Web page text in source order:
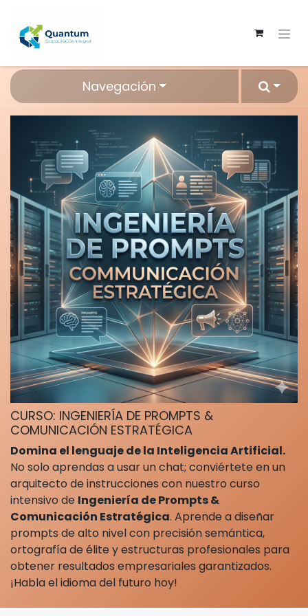
Navegación
CURSO: INGENIERÍA DE PROMPTS &
COMUNICACIÓN ESTRATÉGICA
Domina el lenguaje de la Inteligencia Artificial.
No solo aprendas a usar un chat; conviértete en un
arquitecto de instrucciones con nuestro curso
intensivo de Ingeniería de Prompts &
Comunicación Estratégica. Aprende a diseñar
prompts de alto nivel con precisión semántica,
ortografía de élite y estructuras profesionales para
obtener resultados empresariales garantizados.
¡Habla el idioma del futuro hoy!